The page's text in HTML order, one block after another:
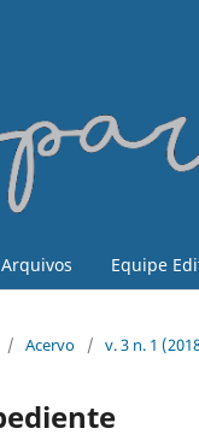
Arquivos Equipe
/ Acervo / v. 3 n. 1